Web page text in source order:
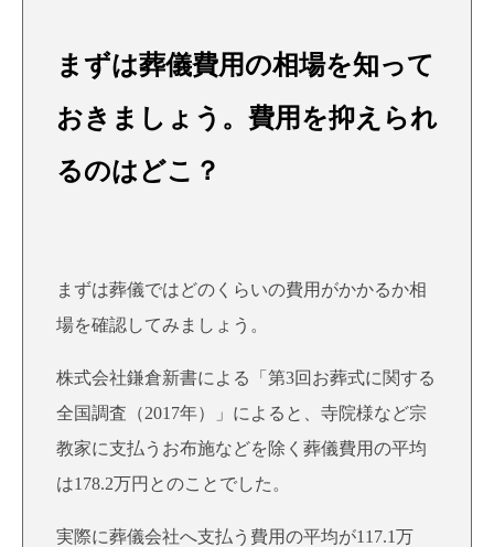
まずは葬儀費用の相場を知って
おきましょう。費用を抑えられ
るのはどこ？
まずは葬儀ではどのくらいの費用がかかるか相
場を確認してみましょう。
株式会社鎌倉新書による「第3回お葬式に関する
全国調査（2017年）」によると、寺院様など宗
教家に支払うお布施などを除く葬儀費用の平均
は178.2万円とのことでした。
実際に葬儀会社へ支払う費用の平均が117.1万